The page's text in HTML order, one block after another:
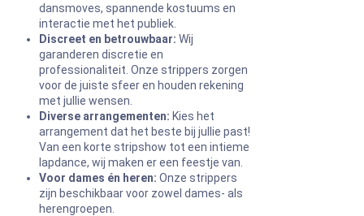
dansmoves, spannende kostuums en
interactie met het publiek.
Discreet en betrouwbaar: Wij
garanderen discretie en
professionaliteit. Onze strippers zorgen
voor de juiste sfeer en houden rekening
met jullie wensen.
Diverse arrangementen: Kies het
arrangement dat het beste bij jullie past!
Van een korte stripshow tot een intieme
lapdance, wij maken er een feestje van.
Voor dames én heren: Onze strippers
zijn beschikbaar voor zowel dames- als
herengroepen.